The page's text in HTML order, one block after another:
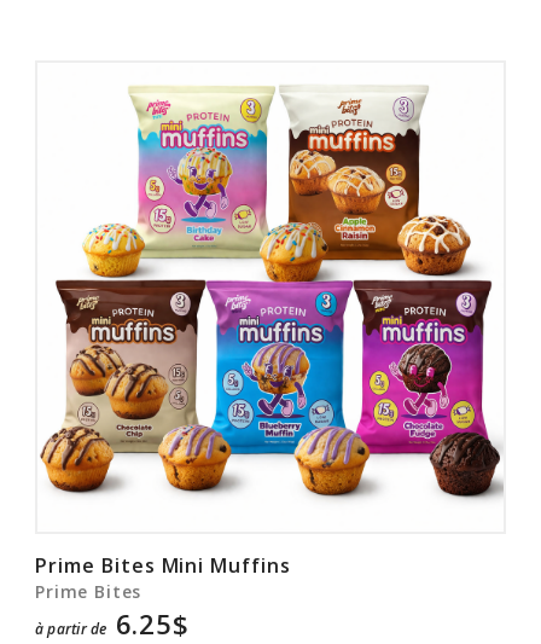
Prime Bites Mini Muffins
Prime Bites
à partir de 6.25$